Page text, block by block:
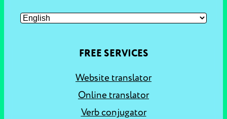
FREE SERVICES
Website translator
Online translator
Verb conjugator